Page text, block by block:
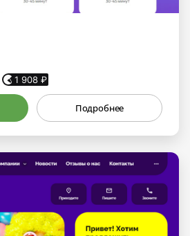
1 908 ₽
Подробнее